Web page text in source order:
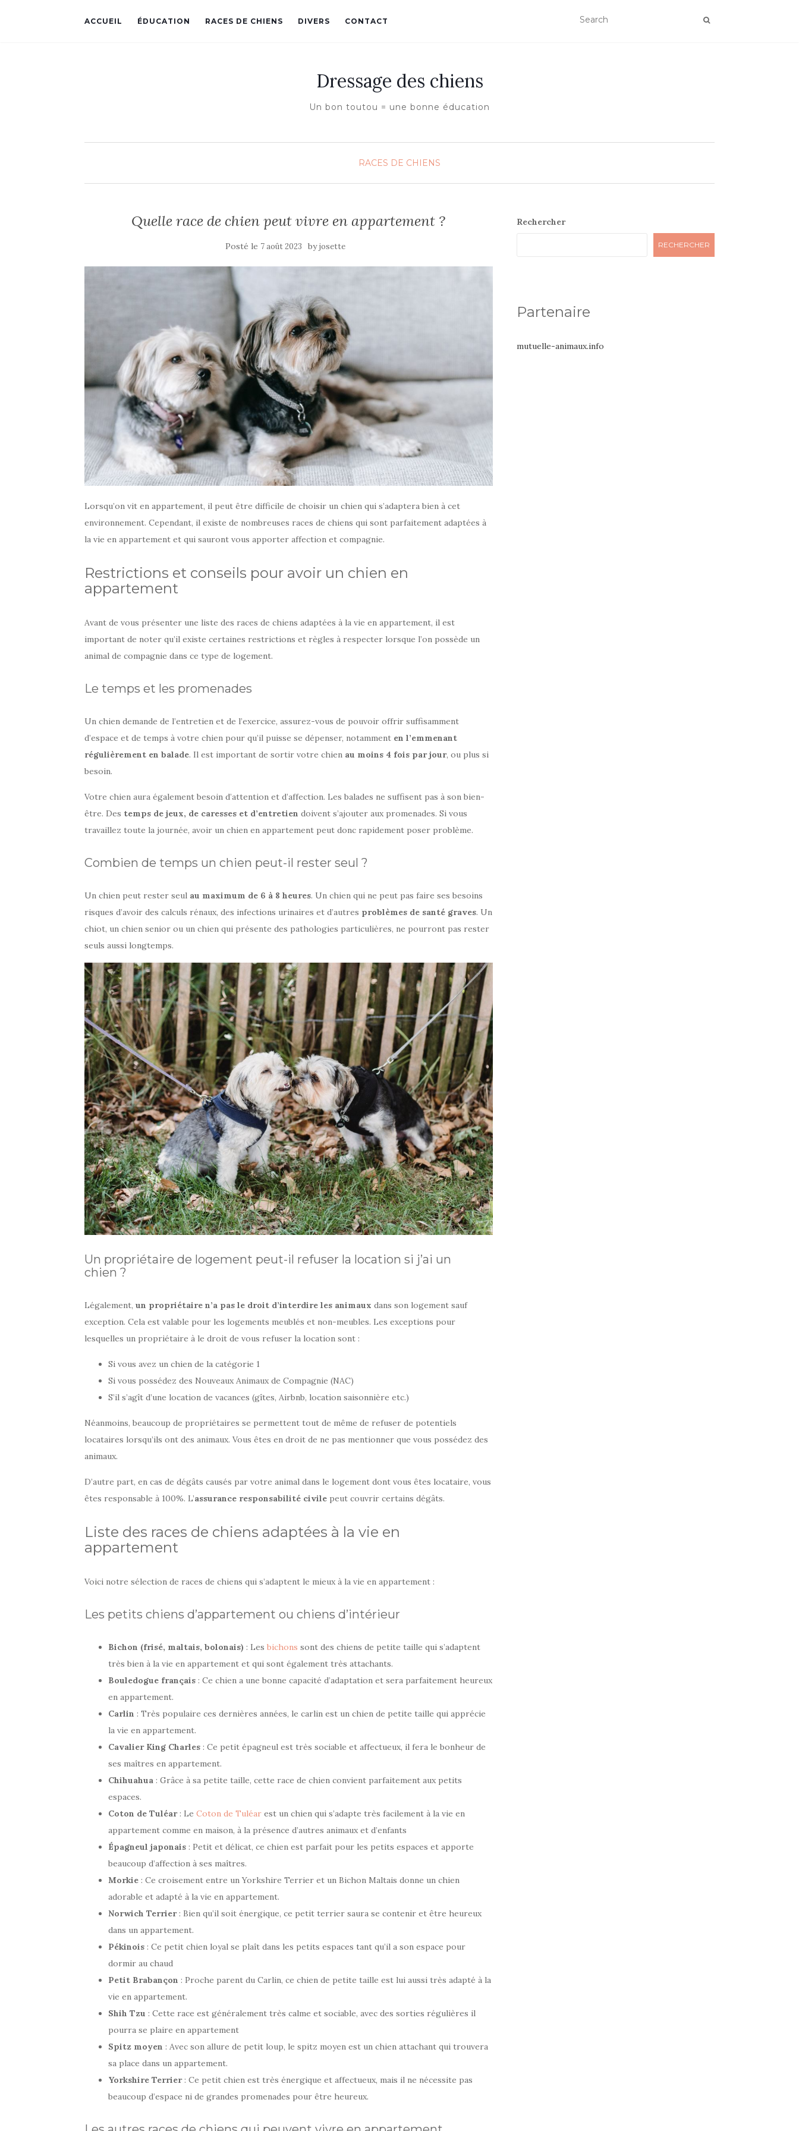
ACCUEIL ÉDUCATION RACES DE CHIENS DIVERS CONTACT
Dressage des chiens
Un bon toutou = une bonne éducation
RACES DE CHIENS
Quelle race de chien peut vivre en appartement ?
Posté le 7 août 2023 byjosette
Lorsqu’on vit en appartement, il peut être difficile de choisir un chien qui s’adaptera bien à cet
environnement. Cependant, il existe de nombreuses races de chiens qui sont parfaitement adaptées à
la vie en appartement et qui sauront vous apporter affection et compagnie.
Restrictions et conseils pour avoir un chien en
appartement
Avant de vous présenter une liste des races de chiens adaptées à la vie en appartement, il est
important de noter qu’il existe certaines restrictions et règles à respecter lorsque l’on possède un
animal de compagnie dans ce type de logement.
Le temps et les promenades
Un chien demande de l’entretien et de l’exercice, assurez-vous de pouvoir offrir suffisamment
d’espace et de temps à votre chien pour qu’il puisse se dépenser, notamment en l’emmenant
régulièrement en balade. Il est important de sortir votre chien au moins 4 fois par jour, ou plus si
besoin.
Votre chien aura également besoin d’attention et d’affection. Les balades ne suffisent pas à son bien-
être. Des temps de jeux, de caresses et d’entretien doivent s’ajouter aux promenades. Si vous
travaillez toute la journée, avoir un chien en appartement peut donc rapidement poser problème.
Combien de temps un chien peut-il rester seul ?
Un chien peut rester seul au maximum de 6 à 8 heures. Un chien qui ne peut pas faire ses besoins
risques d’avoir des calculs rénaux, des infections urinaires et d’autres problèmes de santé graves. Un
chiot, un chien senior ou un chien qui présente des pathologies particulières, ne pourront pas rester
seuls aussi longtemps.
Un propriétaire de logement peut-il refuser la location si j’ai un
chien ?
Légalement, un propriétaire n’a pas le droit d’interdire les animaux dans son logement sauf
exception. Cela est valable pour les logements meublés et non-meubles. Les exceptions pour
lesquelles un propriétaire à le droit de vous refuser la location sont :
Si vous avez un chien de la catégorie 1
Si vous possédez des Nouveaux Animaux de Compagnie (NAC)
S’il s’agît d’une location de vacances (gîtes, Airbnb, location saisonnière etc.)
Néanmoins, beaucoup de propriétaires se permettent tout de même de refuser de potentiels
locataires lorsqu’ils ont des animaux. Vous êtes en droit de ne pas mentionner que vous possédez des
animaux.
D’autre part, en cas de dégâts causés par votre animal dans le logement dont vous êtes locataire, vous
êtes responsable à 100%. L’assurance responsabilité civile peut couvrir certains dégâts.
Liste des races de chiens adaptées à la vie en
appartement
Voici notre sélection de races de chiens qui s’adaptent le mieux à la vie en appartement :
Les petits chiens d’appartement ou chiens d’intérieur
Bichon (frisé, maltais, bolonais) : Les bichons sont des chiens de petite taille qui s’adaptent
très bien à la vie en appartement et qui sont également très attachants.
Bouledogue français : Ce chien a une bonne capacité d’adaptation et sera parfaitement heureux
en appartement.
Carlin : Très populaire ces dernières années, le carlin est un chien de petite taille qui apprécie
la vie en appartement.
Cavalier King Charles : Ce petit épagneul est très sociable et affectueux, il fera le bonheur de
ses maîtres en appartement.
Chihuahua : Grâce à sa petite taille, cette race de chien convient parfaitement aux petits
espaces.
Coton de Tuléar: Le Coton de Tuléar est un chien qui s’adapte très facilement à la vie en
appartement comme en maison, à la présence d’autres animaux et d’enfants
Épagneul japonais : Petit et délicat, ce chien est parfait pour les petits espaces et apporte
beaucoup d’affection à ses maîtres.
Morkie : Ce croisement entre un Yorkshire Terrier et un Bichon Maltais donne un chien
adorable et adapté à la vie en appartement.
Norwich Terrier: Bien qu’il soit énergique, ce petit terrier saura se contenir et être heureux
dans un appartement.
Pékinois : Ce petit chien loyal se plaît dans les petits espaces tant qu’il a son espace pour
dormir au chaud
Petit Brabançon : Proche parent du Carlin, ce chien de petite taille est lui aussi très adapté à la
vie en appartement.
Shih Tzu : Cette race est généralement très calme et sociable, avec des sorties régulières il
pourra se plaire en appartement
Spitz moyen : Avec son allure de petit loup, le spitz moyen est un chien attachant qui trouvera
sa place dans un appartement.
Yorkshire Terrier: Ce petit chien est très énergique et affectueux, mais il ne nécessite pas
beaucoup d’espace ni de grandes promenades pour être heureux.
Rechercher
RECHERCHER
Partenaire
mutuelle-animaux.info